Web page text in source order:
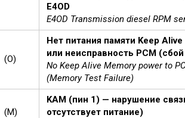
E4OD
E4OD Transmission diesel RPM
(O)
Нет питания памяти Keep
или неисправность PCM
No Keep Alive Memory power to
(Memory Test Failure)
(M)
KAM (пин 1) — нарушение
отсутствует питание)